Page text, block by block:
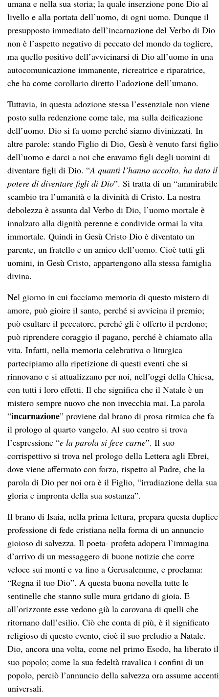
umana e nella sua storia; la quale inserzione pone Dio al
livello e alla portata dell’uomo, di ogni uomo. Dunque il
presupposto immediato dell’incarnazione del Verbo di Dio
non è l’aspetto negativo di peccato del mondo da togliere,
ma quello positivo dell’avvicinarsi di Dio all’uomo in una
autocomunicazione immanente, ricreatrice e riparatrice,
che ha come corollario diretto l’adozione dell’umano.
Tuttavia, in questa adozione stessa l’essenziale non viene
posto sulla redenzione come tale, ma sulla deificazione
dell’uomo. Dio si fa uomo perché siamo divinizzati. In
altre parole: stando Figlio di Dio, Gesù è venuto farsi figlio
dell’uomo e darci a noi che eravamo figli degli uomini di
diventare figli di Dio. “A quanti l’hanno accolto, ha dato il
potere di diventare figli di Dio”. Si tratta di un “ammirabile
scambio tra l’umanità e la divinità di Cristo. La nostra
debolezza è assunta dal Verbo di Dio, l’uomo mortale è
innalzato alla dignità perenne e condivide ormai la vita
immortale. Quindi in Gesù Cristo Dio è diventato un
parente, un fratello e un amico dell’uomo. Cioè tutti gli
uomini, in Gesù Cristo, appartengono alla stessa famiglia
divina.
Nel giorno in cui facciamo memoria di questo mistero di
amore, può gioire il santo, perché si avvicina il premio;
può esultare il peccatore, perché gli è offerto il perdono;
può riprendere coraggio il pagano, perché è chiamato alla
vita. Infatti, nella memoria celebrativa o liturgica
partecipiamo alla ripetizione di questi eventi che si
rinnovano e si attualizzano per noi, nell’oggi della Chiesa,
con tutti i loro effetti. Il che significa che il Natale è un
mistero sempre nuovo che non invecchia mai. La parola
“incarnazione” proviene dal brano di prosa ritmica che fa
il prologo al quarto vangelo. Al suo centro si trova
l’espressione “e la parola si fece carne”. Il suo
corrispettivo si trova nel prologo della Lettera agli Ebrei,
dove viene affermato con forza, rispetto al Padre, che la
parola di Dio per noi ora è il Figlio, “irradiazione della sua
gloria e impronta della sua sostanza”.
Il brano di Isaia, nella prima lettura, prepara questa duplice
professione di fede cristiana nella forma di un annuncio
gioioso di salvezza. Il poeta- profeta adopera l’immagina
d’arrivo di un messaggero di buone notizie che corre
veloce sui monti e va fino a Gerusalemme, e proclama:
“Regna il tuo Dio”. A questa buona novella tutte le
sentinelle che stanno sulle mura gridano di gioia. E
all’orizzonte esse vedono già la carovana di quelli che
ritornano dall’esilio. Ciò che conta di più, è il significato
religioso di questo evento, cioè il suo preludio a Natale.
Dio, ancora una volta, come nel primo Esodo, ha liberato il
suo popolo; come la sua fedeltà travalica i confini di un
popolo, perciò l’annuncio della salvezza ora assume accenti
universali.